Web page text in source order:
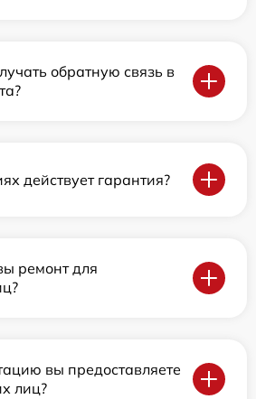
обратную связь в
действует гарантия?
ремонт для
вы предоставляете
лиц?